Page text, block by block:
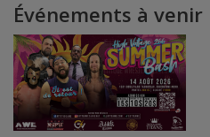
Événements à venir